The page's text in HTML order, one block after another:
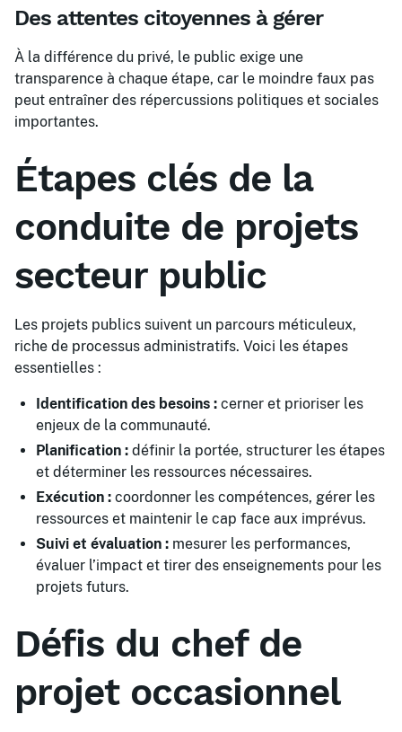
Des attentes citoyennes à gérer
À la différence du privé, le public exige une
transparence à chaque étape, car le moindre faux pas
peut entraîner des répercussions politiques et sociales
importantes.
Étapes clés de la
conduite de projets
secteur public
Les projets publics suivent un parcours méticuleux,
riche de processus administratifs. Voici les étapes
essentielles :
Identification des besoins : cerner et prioriser les
enjeux de la communauté.
Planification : définir la portée, structurer les étapes
et déterminer les ressources nécessaires.
Exécution : coordonner les compétences, gérer les
ressources et maintenir le cap face aux imprévus.
Suivi et évaluation : mesurer les performances,
évaluer l’impact et tirer des enseignements pour les
projets futurs.
Défis du chef de
projet occasionnel